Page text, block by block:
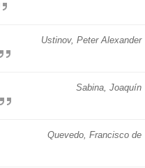
Ustinov, Peter Alexander
Sabina, Joaquín
Quevedo, Francisco de